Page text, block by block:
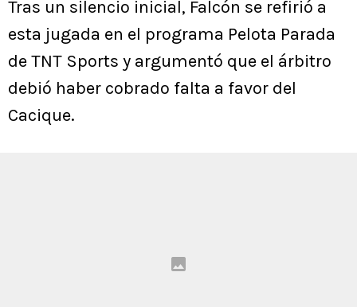
Tras un silencio inicial, Falcón se refirió a
esta jugada en el programa Pelota Parada
de TNT Sports y argumentó que el árbitro
debió haber cobrado falta a favor del
Cacique.